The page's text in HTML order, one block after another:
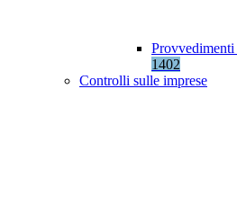
1402
Controlli sulle imprese